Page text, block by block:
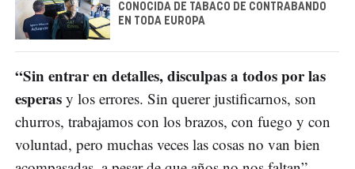
CONOCIDA DE TABACO DE CONTRABANDO
EN TODA EUROPA
“Sin entrar en detalles, disculpas a todos por las
esperas y los errores. Sin querer justificarnos, son
churros, trabajamos con los brazos, con fuego y con
voluntad, pero muchas veces las cosas no van bien